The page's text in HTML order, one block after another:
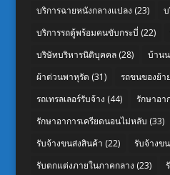
บริการฉายหนังกลางแปลง (23)
บริการรถตู้พร้อมคนขับกระบี่ (22)
บริษัทบริหารนิติบุคคล(28) บ้าน
ผ้าต่วนพาหุรัด (31) รถขนของย้า
รถเทรลเลอร์รับจ้าง (44) รักษาอา
รักษาอาการเครียดนอนไม่หลับ (33)
รับจ้างขนส่งสินค้า (22) รับจ้างข
รับตกแต่งภายในภาคกลาง (23)